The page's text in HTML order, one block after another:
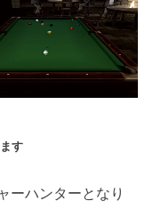
す
ーハンターとなり